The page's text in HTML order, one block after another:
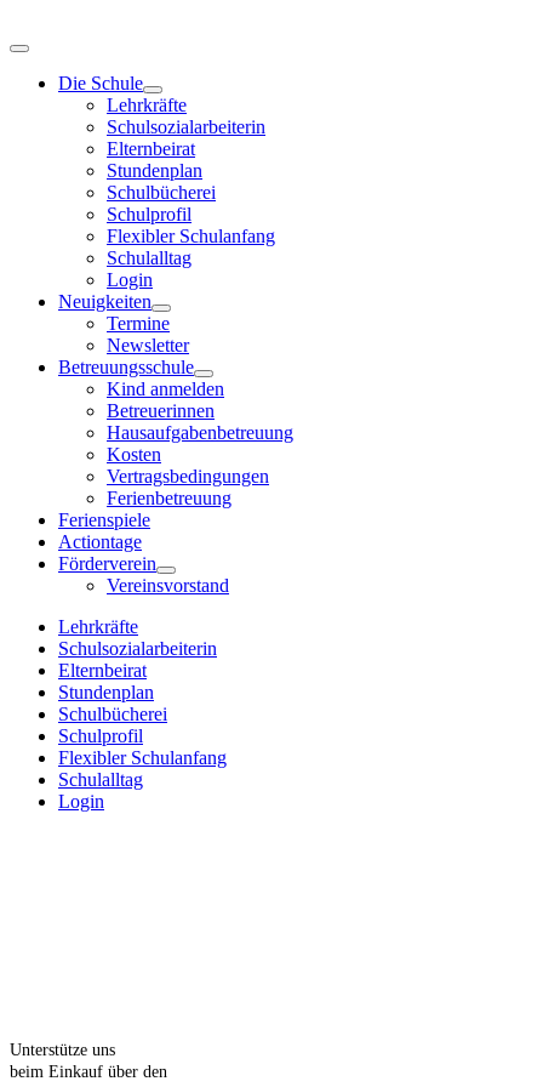
Die Schule
Lehrkräfte
Schulsozialarbeiterin
Elternbeirat
Stundenplan
Schulbücherei
Schulprofil
Flexibler Schulanfang
Schulalltag
Login
Neuigkeiten
Termine
Newsletter
Betreuungsschule
Kind anmelden
Betreuerinnen
Hausaufgabenbetreuung
Kosten
Vertragsbedingungen
Ferienbetreuung
Ferienspiele
Actiontage
Förderverein
Vereinsvorstand
Lehrkräfte
Schulsozialarbeiterin
Elternbeirat
Stundenplan
Schulbücherei
Schulprofil
Flexibler Schulanfang
Schulalltag
Login
Unterstütze uns
beim Einkauf über den